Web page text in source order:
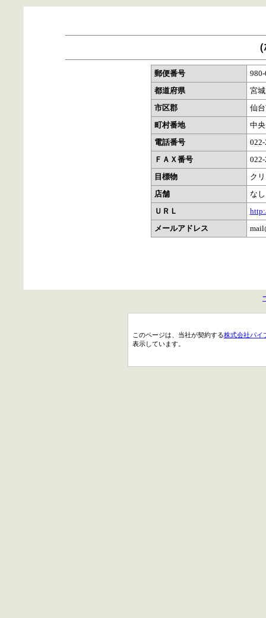
郵便番号
都道府県
宮
市区郡
仙
町村番地
中
電話番号
ＦＡＸ番号
目標物
ク
店舗
なし
ＵＲＬ
メールアドレス
このページは、当社が契約する株式会社パイ
表示しています。